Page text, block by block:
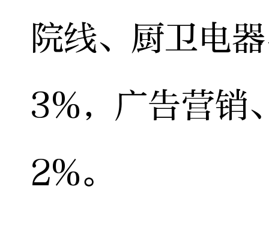
院线、厨卫电
3%，广告营销
2%。